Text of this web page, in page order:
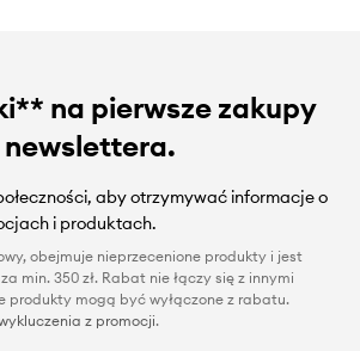
na pierwsze zakupy
newslettera.
aby otrzymywać informacje o
i produktach.
obejmuje nieprzecenione produkty i jest
min. 350 zł. Rabat nie łączy się z innymi
produkty mogą być wyłączone z rabatu.
z promocji.